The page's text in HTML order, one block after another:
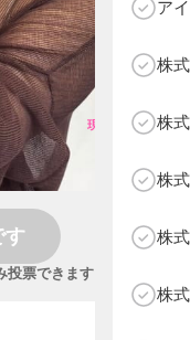
ア
株
株
株
株
株
現在の総投票数
565
す
投票できます